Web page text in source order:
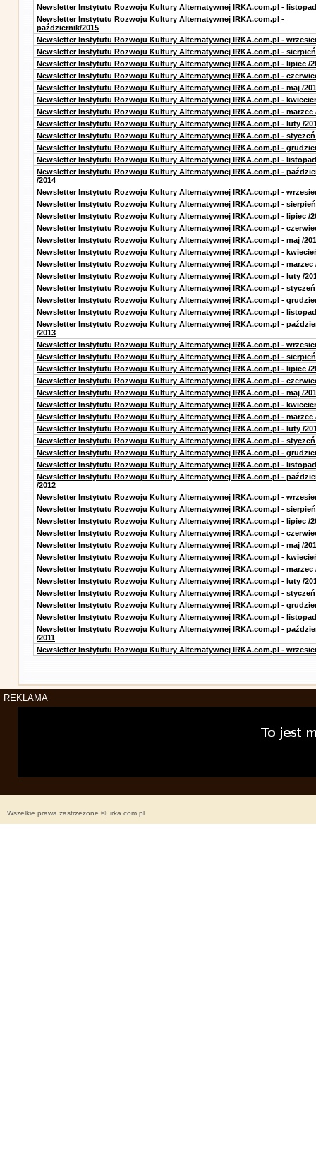
Newsletter Instytutu Rozwoju Kultury Alternatywnej IRKA.com.pl -
Newsletter Instytutu Rozwoju Kultury Alternatywnej IRKA.com.pl -
październik/2015
Newsletter Instytutu Rozwoju Kultury Alternatywnej IRKA.com.pl -
Newsletter Instytutu Rozwoju Kultury Alternatywnej IRKA.com.pl -
Newsletter Instytutu Rozwoju Kultury Alternatywnej IRKA.com.pl - lipiec /
Newsletter Instytutu Rozwoju Kultury Alternatywnej IRKA.com.pl -
Newsletter Instytutu Rozwoju Kultury Alternatywnej IRKA.com.pl - maj /
Newsletter Instytutu Rozwoju Kultury Alternatywnej IRKA.com.pl -
Newsletter Instytutu Rozwoju Kultury Alternatywnej IRKA.com.pl - marzec
Newsletter Instytutu Rozwoju Kultury Alternatywnej IRKA.com.pl - luty /
Newsletter Instytutu Rozwoju Kultury Alternatywnej IRKA.com.pl - styczeń
Newsletter Instytutu Rozwoju Kultury Alternatywnej IRKA.com.pl -
Newsletter Instytutu Rozwoju Kultury Alternatywnej IRKA.com.pl - listopad
Newsletter Instytutu Rozwoju Kultury Alternatywnej IRKA.com.pl -
/2014
Newsletter Instytutu Rozwoju Kultury Alternatywnej IRKA.com.pl -
Newsletter Instytutu Rozwoju Kultury Alternatywnej IRKA.com.pl - sierpień
Newsletter Instytutu Rozwoju Kultury Alternatywnej IRKA.com.pl - lipiec /
Newsletter Instytutu Rozwoju Kultury Alternatywnej IRKA.com.pl -
Newsletter Instytutu Rozwoju Kultury Alternatywnej IRKA.com.pl - maj /
Newsletter Instytutu Rozwoju Kultury Alternatywnej IRKA.com.pl -
Newsletter Instytutu Rozwoju Kultury Alternatywnej IRKA.com.pl - marzec
Newsletter Instytutu Rozwoju Kultury Alternatywnej IRKA.com.pl - luty /
Newsletter Instytutu Rozwoju Kultury Alternatywnej IRKA.com.pl - styczeń
Newsletter Instytutu Rozwoju Kultury Alternatywnej IRKA.com.pl -
Newsletter Instytutu Rozwoju Kultury Alternatywnej IRKA.com.pl - listopad
Newsletter Instytutu Rozwoju Kultury Alternatywnej IRKA.com.pl -
/2013
Newsletter Instytutu Rozwoju Kultury Alternatywnej IRKA.com.pl -
Newsletter Instytutu Rozwoju Kultury Alternatywnej IRKA.com.pl - sierpień
Newsletter Instytutu Rozwoju Kultury Alternatywnej IRKA.com.pl - lipiec /
Newsletter Instytutu Rozwoju Kultury Alternatywnej IRKA.com.pl -
Newsletter Instytutu Rozwoju Kultury Alternatywnej IRKA.com.pl - maj /
Newsletter Instytutu Rozwoju Kultury Alternatywnej IRKA.com.pl -
Newsletter Instytutu Rozwoju Kultury Alternatywnej IRKA.com.pl - marzec
Newsletter Instytutu Rozwoju Kultury Alternatywnej IRKA.com.pl - luty /
Newsletter Instytutu Rozwoju Kultury Alternatywnej IRKA.com.pl - styczeń
Newsletter Instytutu Rozwoju Kultury Alternatywnej IRKA.com.pl -
Newsletter Instytutu Rozwoju Kultury Alternatywnej IRKA.com.pl - listopad
Newsletter Instytutu Rozwoju Kultury Alternatywnej IRKA.com.pl -
/2012
Newsletter Instytutu Rozwoju Kultury Alternatywnej IRKA.com.pl -
Newsletter Instytutu Rozwoju Kultury Alternatywnej IRKA.com.pl - sierpień
Newsletter Instytutu Rozwoju Kultury Alternatywnej IRKA.com.pl - lipiec /
Newsletter Instytutu Rozwoju Kultury Alternatywnej IRKA.com.pl -
Newsletter Instytutu Rozwoju Kultury Alternatywnej IRKA.com.pl - maj /
Newsletter Instytutu Rozwoju Kultury Alternatywnej IRKA.com.pl -
Newsletter Instytutu Rozwoju Kultury Alternatywnej IRKA.com.pl - marzec
Newsletter Instytutu Rozwoju Kultury Alternatywnej IRKA.com.pl - luty /
Newsletter Instytutu Rozwoju Kultury Alternatywnej IRKA.com.pl - styczeń
Newsletter Instytutu Rozwoju Kultury Alternatywnej IRKA.com.pl -
Newsletter Instytutu Rozwoju Kultury Alternatywnej IRKA.com.pl - listopad
Newsletter Instytutu Rozwoju Kultury Alternatywnej IRKA.com.pl -
/2011
Newsletter Instytutu Rozwoju Kultury Alternatywnej IRKA.com.pl -
REKLAMA
Wszelkie prawa zastrzeżone ©, irka.com.pl